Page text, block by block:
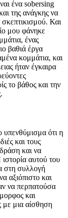
ένα sobersing
της ανάγκης να
Και
μου φάνηκε
ένας
βαθιά έργα
κομμάτια, και
ήταν έγκαιρα
το βάθος και την
ότι η
και τους
και να
αυτού του
στη συλλογή
αξιόπιστο και
να περπατούσα
και
με μια αίσθηση